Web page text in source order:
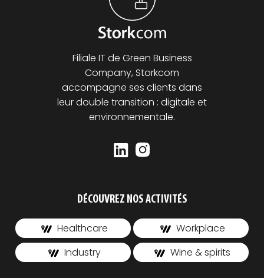
Filiale IT de Green Business
Company, Storkcom
accompagne ses clients dans
leur double transition : digitale et
environnementale.
DÉCOUVREZ NOS ACTIVITÉS
Healthcare
Workplace
Industry
Wine & spirits